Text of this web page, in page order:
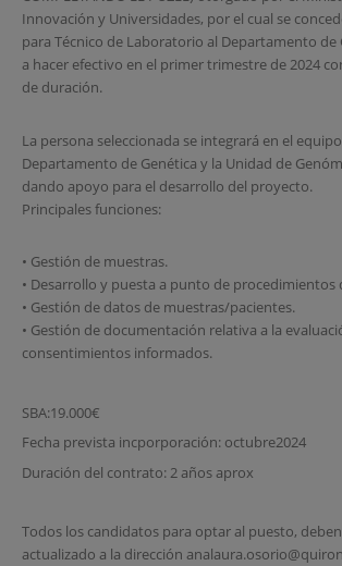
Innovación y Universidades, por el cual se
para Técnico de Laboratorio al Departamento de
a hacer efectivo en el primer trimestre de 2024
de duración.
La persona seleccionada se integrará en el
Departamento de Genética y la Unidad de
dando apoyo para el desarrollo del proyecto.
Principales funciones:
• Gestión de muestras.
• Desarrollo y puesta a punto de procedimientos
• Gestión de datos de muestras/pacientes.
• Gestión de documentación relativa a la
consentimientos informados.
SBA:19.000€
Fecha prevista incporporación: octubre2024
Duración del contrato: 2 años aprox
Todos los candidatos para optar al puesto,
actualizado a la dirección